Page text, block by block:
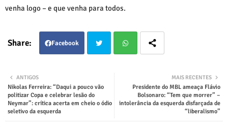
venha logo – e que venha para todos.
Facebook
ter
MAIS RECENTES
Presidente do MBL ameaça Flávio
Bolsonaro: “Tem que morrer” –
intolerância da esquerda disfarçada de
“liberalismo”
ANTIGOS
Nikolas Ferreira: “Daqui a pouco vão
politizar Copa e celebrar lesão do
Neymar”: crítica acerta em cheio o ódio
seletivo da esquerda